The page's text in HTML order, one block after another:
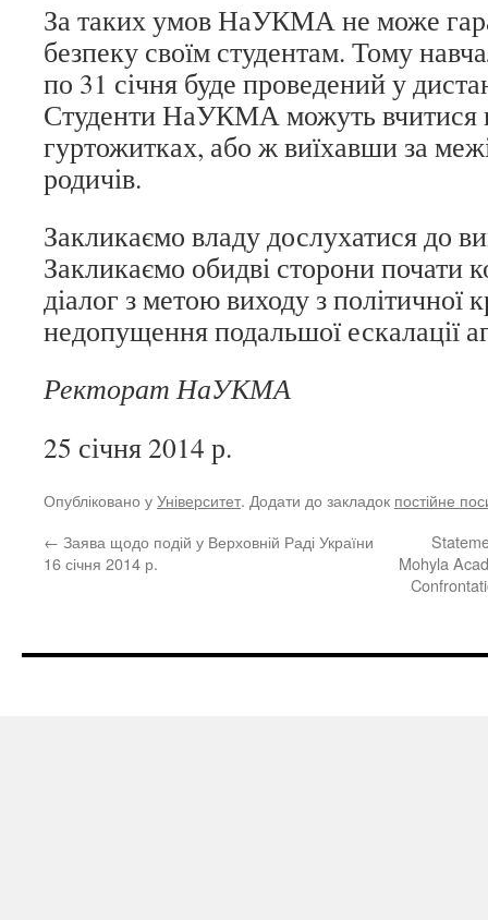
За таких умов НаУКМА не може
безпеку своїм студентам. Тому
по 31 січня буде проведений у
Студенти НаУКМА можуть вчитися
гуртожитках, або ж виїхавши за
родичів.
Закликаємо владу дослухатися до
Закликаємо обидві сторони почати
діалог з метою виходу з політичної
недопущення подальшої ескалації
Ректорат НаУКМА
25 січня 2014 р.
Опубліковано уУніверситет. Додати до закладок постійне
← Заява щодо подій у Верховній Раді України
16 січня 2014 р.
Mohyla